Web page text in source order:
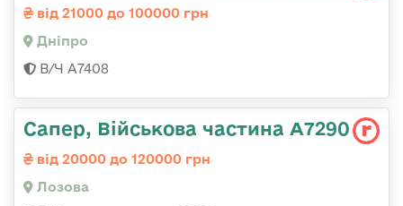
від 21000 до 100000 грн
Дніпро
В/Ч А7408
Сапер, Військова частина А7290
від 20000 до 120000 грн
Лозова